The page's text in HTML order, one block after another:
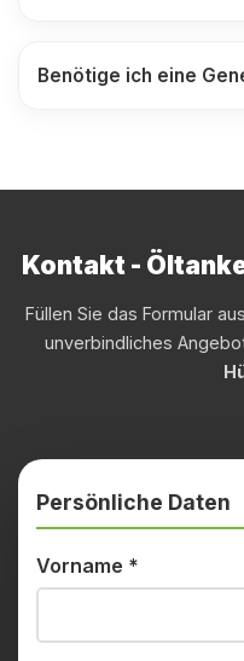
Benötige ich eine
Kontakt -
Füllen Sie das Formular
unverbindliches
Persönliche Daten
Vorname *